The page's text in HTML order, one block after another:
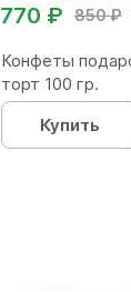
850 ₽
770 ₽
Конфеты
торт 100 гр.
Купить